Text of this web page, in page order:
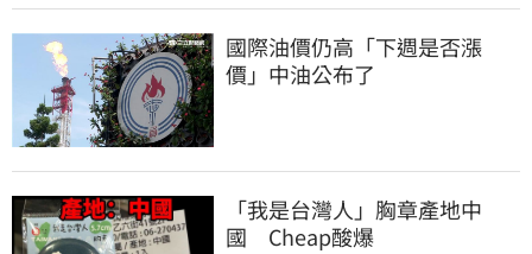
國際油價仍高「下週是否漲
價」中油公布了
「我是台灣人」胸章產地中
國　Cheap酸爆